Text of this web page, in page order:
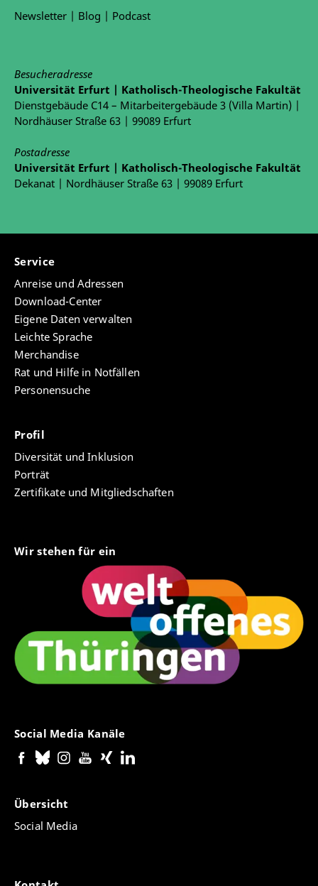
Newsletter | Blog | Podcast
Besucheradresse
Universität Erfurt | Katholisch-Theologische Fakultät
Dienstgebäude C14 – Mitarbeitergebäude 3 (Villa Martin) |
Nordhäuser Straße 63 | 99089 Erfurt
Postadresse
Universität Erfurt | Katholisch-Theologische Fakultät
Dekanat | Nordhäuser Straße 63 | 99089 Erfurt
Service
Anreise und Adressen
Download-Center
Eigene Daten verwalten
Leichte Sprache
Merchandise
Rat und Hilfe in Notfällen
Personensuche
Profil
Diversität und Inklusion
Porträt
Zertifikate und Mitgliedschaften
Wir stehen für ein
Social Media Kanäle
Übersicht
Social Media